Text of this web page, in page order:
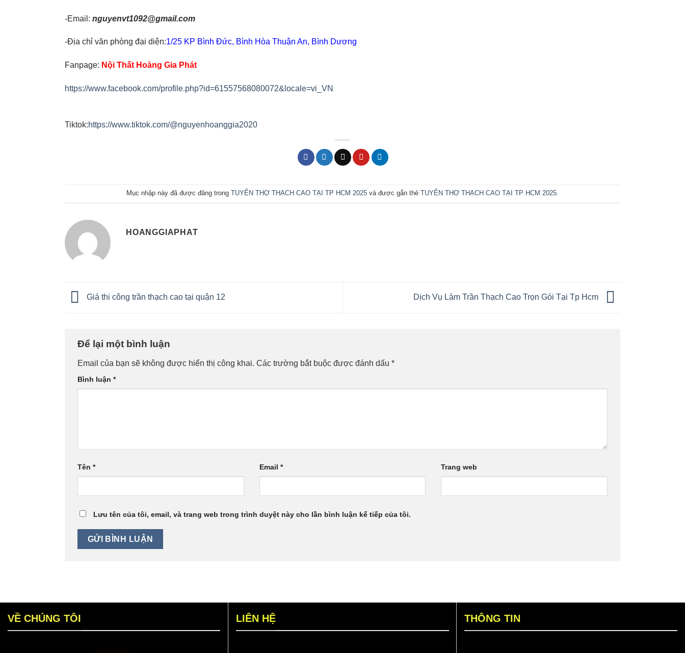
-Email: nguyenvt1092@gmail.com
-Địa chỉ văn phòng đại diện:1/25 KP Bình Đức, Bình Hòa Thuận An, Bình Dương
Fanpage: Nội Thất Hoàng Gia Phát
https://www.facebook.com/profile.php?id=61557568080072&locale=vi_VN
Tiktok:https://www.tiktok.com/@nguyenhoanggia2020
Mục nhập này đã được đăng trong TUYỂN THỢ THẠCH CAO TẠI TP HCM 2025 và được gắn thẻ TUYỂN THỢ THẠCH CAO TẠI TP HCM 2025.
HOANGGIAPHAT
Giá thi công trần thạch cao tại quận 12 Dịch Vụ Làm Trần Thạch Cao Trọn Gói Tại Tp Hcm
Để lại một bình luận
Email của bạn sẽ không được hiển thị công khai. Các trường bắt buộc được đánh dấu *
Bình luận *
Tên * Email * Trang web
Lưu tên của tôi, email, và trang web trong trình duyệt này cho lần bình luận kế tiếp của tôi.
VỀ CHÚNG TÔI LIÊN HỆ THÔNG TIN